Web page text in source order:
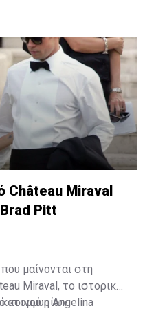
Château Miraval
Pitt
μαίνονται στη
Miraval, το ιστορικό
κοινού η Angelina